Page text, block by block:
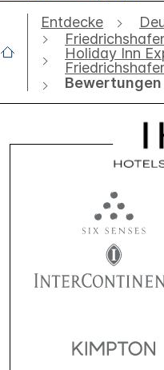
Entdecke
Holiday Inn
Bewertungen